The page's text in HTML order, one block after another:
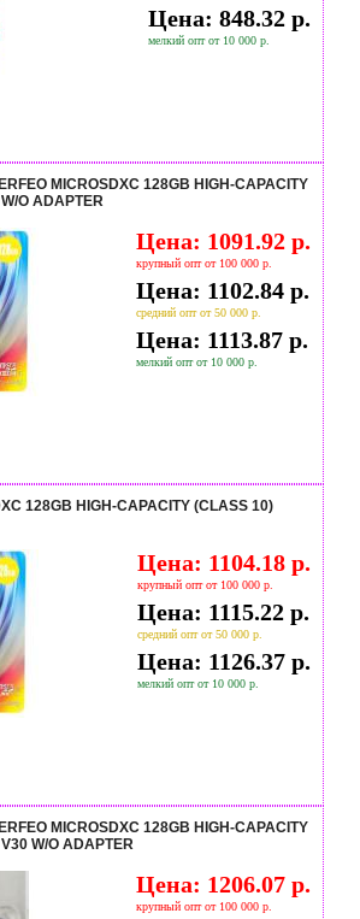
Цена: 848.32 р.
мелкий опт от 10 000 р.
MICROSDXC 128GB HIGH-CAPACITY
O ADAPTER
Цена: 1091.92 р.
крупный опт от 100 000 р.
Цена: 1102.84 р.
средний опт от 50 000 р.
Цена: 1113.87 р.
мелкий опт от 10 000 р.
128GB HIGH-CAPACITY (CLASS 10)
Цена: 1104.18 р.
крупный опт от 100 000 р.
Цена: 1115.22 р.
средний опт от 50 000 р.
Цена: 1126.37 р.
мелкий опт от 10 000 р.
MICROSDXC 128GB HIGH-CAPACITY
W/O ADAPTER
Цена: 1206.07 р.
крупный опт от 100 000 р.